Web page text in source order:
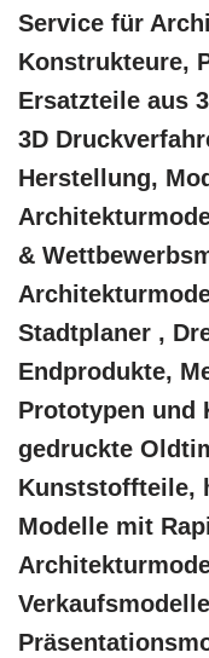
Service für
Konstrukteure,
Ersatzteile aus
3D
Herstellung,
&
Stadtplaner ,
Endprodukte,
Prototypen und
gedruckte
Kunststoffteile,
Modelle mit